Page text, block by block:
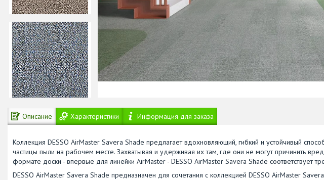
Описание Характеристики Информация для заказа
Коллекция DESSO AirMaster Savera Shade предлагает вдохновляющий, гибкий и устойчивый
частицы пыли на рабочем месте. Захватывая и удерживая их там, где они не могут причинить
формате доски - впервые для линейки AirMaster - DESSO AirMaster Savera Shade соответствует
DESSO AirMaster Savera Shade предназначен для сочетания с коллекцией DESSO AirMaster